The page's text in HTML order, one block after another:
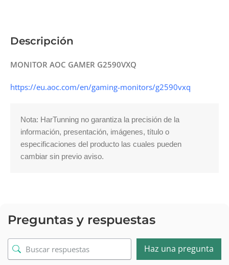
Descripción
MONITOR AOC GAMER G2590VXQ
https://eu.aoc.com/en/gaming-monitors/g2590vxq
Nota: HarTunning no garantiza la precisión de la
información, presentación, imágenes, título o
especificaciones del producto las cuales pueden
cambiar sin previo aviso.
Preguntas y respuestas
Haz una pregunta